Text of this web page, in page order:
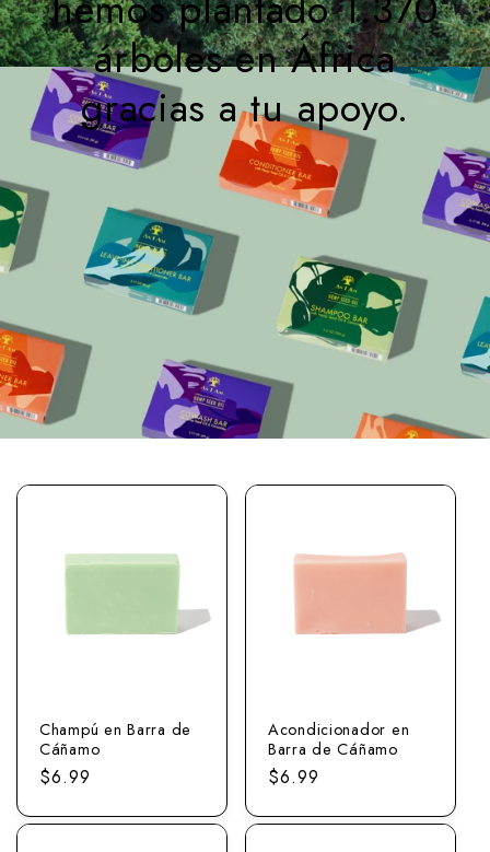
árboles en África
gracias a tu apoyo.
Champú en Barra de
Cáñamo
Precio
$6.99
Acondicionador en
Barra de Cáñamo
Precio
$6.99